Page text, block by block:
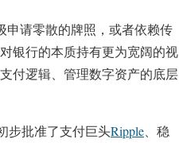
申请零散的牌照，或者依赖传
银行的本质持有更为宽阔的视
付逻辑、管理数字资产的底层
步批准了支付巨头Ripple 、稳